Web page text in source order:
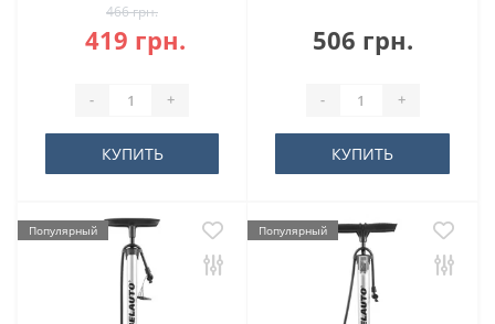
466 грн.
419 грн.
- +
КУПИТЬ
506 грн.
- +
КУПИТЬ
Популярный Популярный